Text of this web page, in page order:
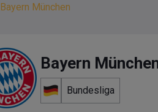
Bayern München
Bayern
Bundesliga